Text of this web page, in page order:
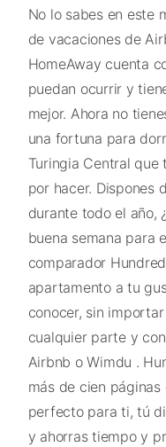
No lo sabes en este
de vacaciones de
HomeAway cuenta
puedan ocurrir y
mejor. Ahora no
una fortuna para
Turingia Central que
por hacer. Dispones
durante todo el año,
buena semana para
comparador
apartamento a tu
conocer, sin
cualquier parte y
Airbnb o Wimdu .
más de cien
perfecto para ti, tú
y ahorras tiempo y